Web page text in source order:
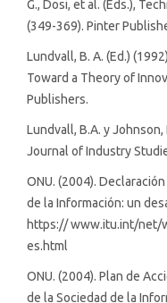
G., Dosi, et al. (Eds.),
(349-369). Pinter
Lundvall, B. A. (Ed.)
Toward a Theory of
Publishers.
Lundvall, B.A. y
Journal of Industry
ONU. (2004).
de la Información: un
https:// www.itu.int/net/
es.html
ONU. (2004). Plan de
de la Sociedad de la